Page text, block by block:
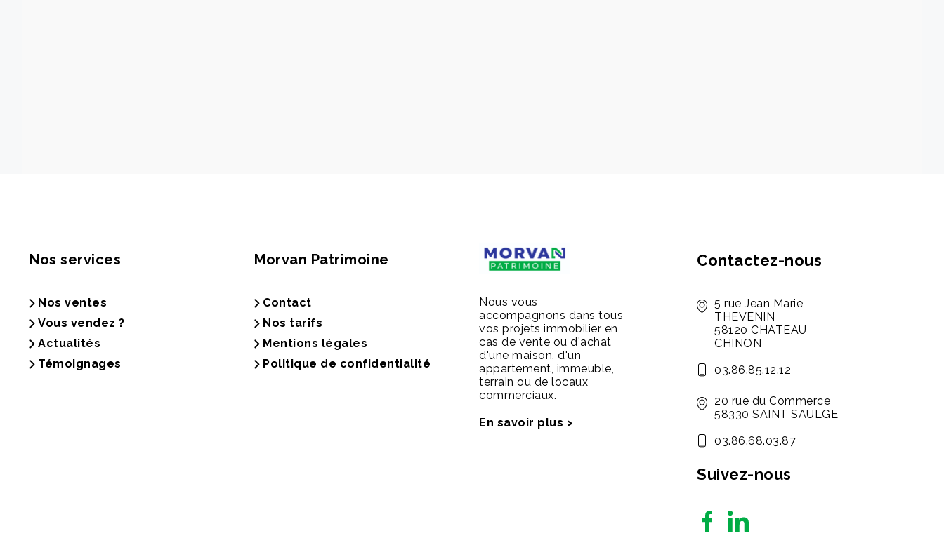
Nos services
Nos ventes
Vous vendez ?
Actualités
Témoignages
Morvan Patrimoine
Contact
Nos tarifs
Mentions légales
Politique de confidentialité
Nous vous
accompagnons dans tous
vos projets immobilier en
cas de vente ou d'achat
d'une maison, d'un
appartement, immeuble,
terrain ou de locaux
commerciaux.
En savoir plus >
Contactez-nous
5 rue Jean Marie
THEVENIN
58120 CHATEAU
CHINON
03.86.85.12.12
20 rue du Commerce
58330 SAINT SAULGE
03.86.68.03.87
Suivez-nous